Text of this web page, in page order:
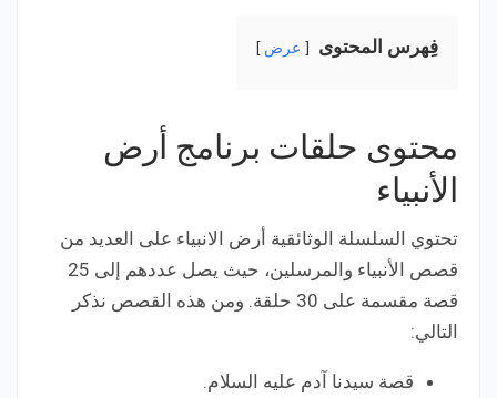
فِهرس المحتوى عرض
محتوى حلقات برنامج أرض
الأنبياء
تحتوي السلسلة الوثائقية أرض الانبياء على العديد من
قصص الأنبياء والمرسلين، حيث يصل عددهم إلى 25
قصة مقسمة على 30 حلقة. ومن هذه القصص نذكر
التالي:
قصة سيدنا آدم عليه السلام.